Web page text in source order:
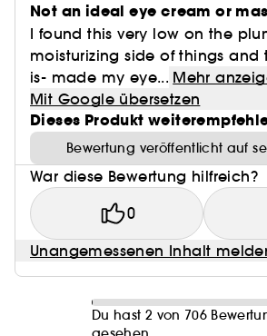
Not an ideal eye cream or
I found this very low on the
moisturizing side of things and
is- made my eye... Mehr
Mit Google übersetzen
Dieses Produkt
Bewertung veröffentlicht auf
War diese Bewertung hilfreich?
0
Unangemessenen Inhalt
Du hast 2 von 706